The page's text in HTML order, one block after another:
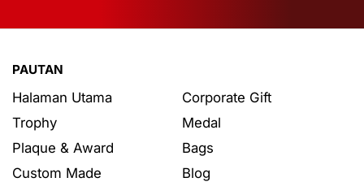
PAUTAN
Halaman Utama
Corporate Gift
Trophy
Medal
Plaque & Award
Bags
Custom Made
Blog